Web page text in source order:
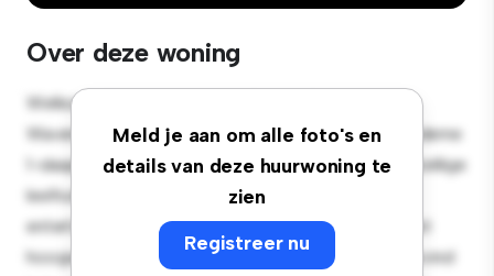
Over deze woning
Meld je aan om alle foto's en
details van deze huurwoning te
zien
Registreer nu
Welkom bij je nieuwe toevluchtsoord in
Waversesteenweg 331 702, 3090 Overijse! Dit moderne
1-slaapkamerappartement biedt een stijlvolle en gezellige
leefruimte. De open indeling is perfect voor
entertainment en de strakke keuken is uitgerust met
hoogwaardige apparatuur. Dankzij de toplocatie bevind